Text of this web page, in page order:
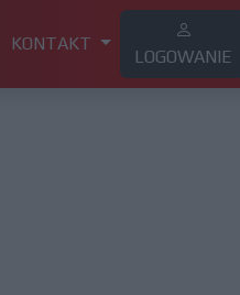
KONTAKT
LOGOWANIE